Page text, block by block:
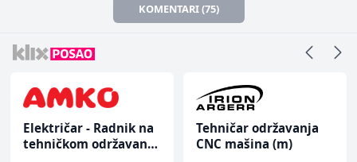
KOMENTARI (75)
Električar - Radnik na
tehničkom održavanju
Tehničar održavanja
CNC mašina (m)